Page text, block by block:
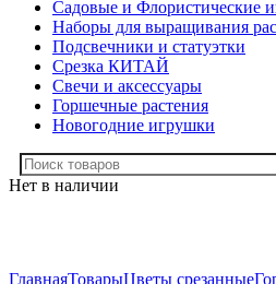
Садовые и Флористические
Наборы для выращивания
Подсвечники и статуэтки
Срезка КИТАЙ
Свечи и аксессуары
Горшечные растения
Новогодние игрушки
Нет в наличии
ГлавнаяТоварыЦветы срезанные